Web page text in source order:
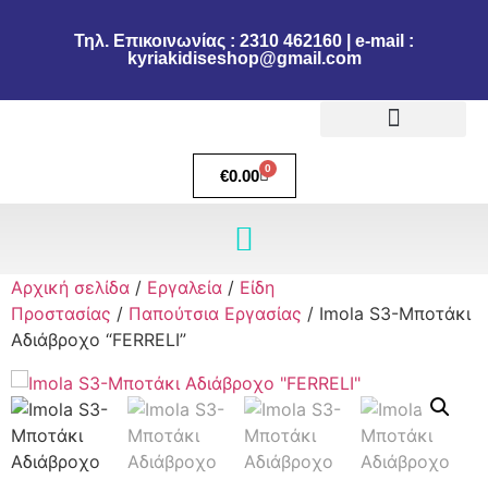
Τηλ. Επικοινωνίας : 2310 462160 | e-mail :
kyriakidiseshop@gmail.com
€0.00 0
Αρχική σελίδα / Εργαλεία / Είδη
Προστασίας / Παπούτσια Εργασίας / Imola S3-Μποτάκι
Αδιάβροχο “FERRELI”